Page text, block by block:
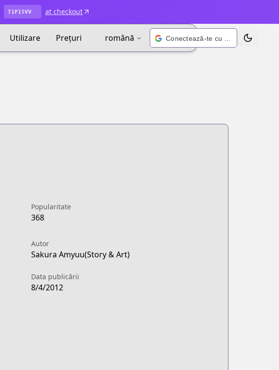
T1P15VV at checkout
Utilizare Prețuri română Schimbă
Popularitate
368
Autor
Sakura Amyuu(Story & Art)
Data publicării
8/4/2012